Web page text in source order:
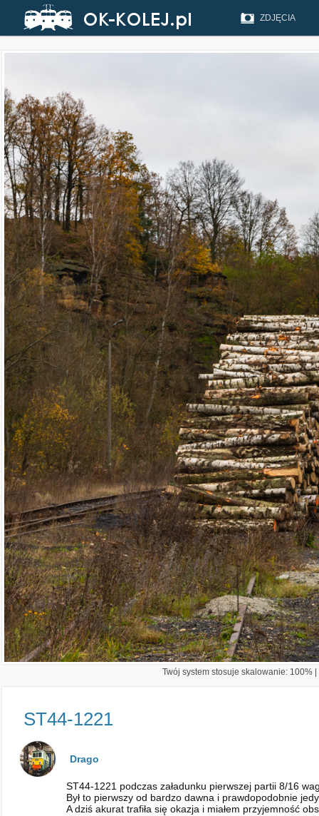
ZDJĘCIA
Twój system stosuje skalowanie: 100%
ST44-1221
Drago
ST44-1221 podczas załadunku pierwszej partii 8/16
Był to pierwszy od bardzo dawna i prawdopodobnie
A dziś akurat trafiła się okazja i miałem przyjemność